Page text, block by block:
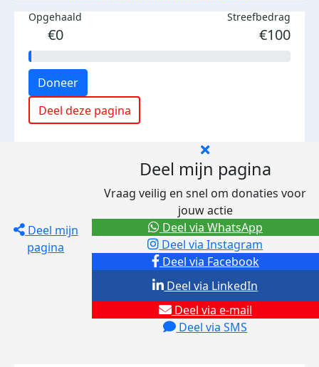
Opgehaald
€0
Streefbedrag
€100
Doneer
Deel deze pagina
Deel mijn
pagina
Deel mijn pagina
Vraag veilig en snel om donaties voor
jouw actie
Deel via Facebook
Deel via Instagram
Deel via e-mail
Deel via SMS
Deel via LinkedIn
Deel via WhatsApp